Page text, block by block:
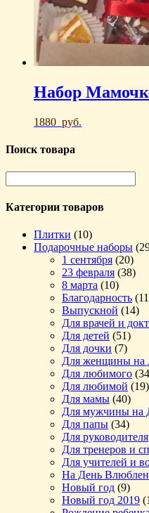
Набор
1880 руб.
Поиск товара
Категории товаров
Плитки (10)
Подарочные наборы
1 сентября (20)
23 февраля (38)
8 марта (10)
Благодарность
Выпускной (14)
Для врачей и
Для детей (51)
Для дочки (7)
Для женщины на
Для любимого
Для любимой (19)
Для мамы (40)
Для мужчины на
Для папы (34)
Для руководителя
Для тренеров и
Для учителей и
На День
Новый год (9)
Новый год 2019